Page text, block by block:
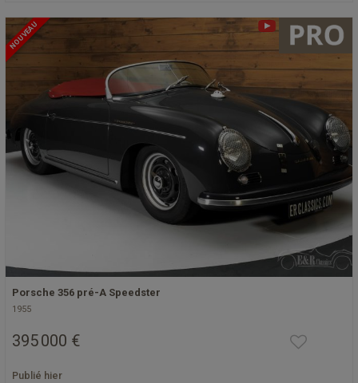
NOUVEAU
Porsche 356 pré-A Speedster
1955
395 000 €
Publié hier